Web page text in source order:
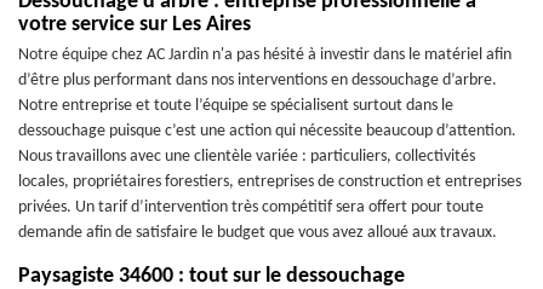
votre service sur Les Aires
Notre équipe chez AC Jardin n'a pas hésité à investir dans le matériel afin
d’être plus performant dans nos interventions en dessouchage d’arbre.
Notre entreprise et toute l’équipe se spécialisent surtout dans le
dessouchage puisque c’est une action qui nécessite beaucoup d’attention.
Nous travaillons avec une clientèle variée : particuliers, collectivités
locales, propriétaires forestiers, entreprises de construction et entreprises
privées. Un tarif d’intervention très compétitif sera offert pour toute
demande afin de satisfaire le budget que vous avez alloué aux travaux.
Paysagiste 34600 : tout sur le dessouchage